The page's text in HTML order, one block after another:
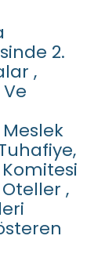
2.
,
Komitesi
,